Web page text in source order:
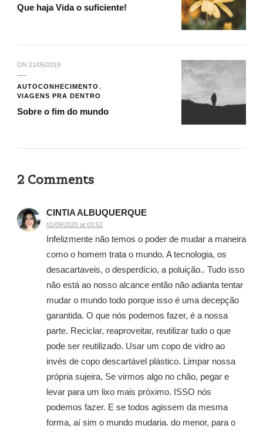
Que haja Vida o suficiente!
ON 21/05/2019
AUTOCONHECIMENTO
VIAGENS PRA DENTRO
Sobre o fim do mundo
2 Comments
CINTIA ALBUQUERQUE
01/09/2020 at 03:52
Infelizmente não temos o poder de mudar a maneira
como o homem trata o mundo. A tecnologia, os
desacartaveis, o desperdício, a poluição.. Tudo isso
não está ao nosso alcance então não adianta tentar
mudar o mundo todo porque isso é uma decepção
garantida. O que nós podemos fazer, é a nossa
parte. Reciclar, reaproveitar, reutilizar tudo o que
pode ser reutilizado. Usar um copo de vidro ao
invés de copo descartável plástico. Limpar nossa
própria sujeira, Se virmos algo no chão, pegar e
levar para um lixo mais próximo. ISSO nós
podemos fazer. E se todos agissem da mesma
forma, aí sim o mundo mudaria. do menor, para o